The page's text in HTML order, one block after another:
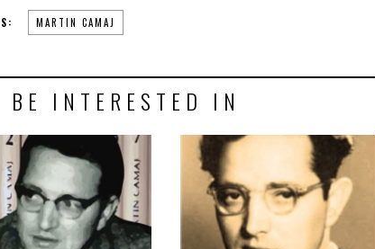
MARTIN CAMAJ
BE INTERESTED IN